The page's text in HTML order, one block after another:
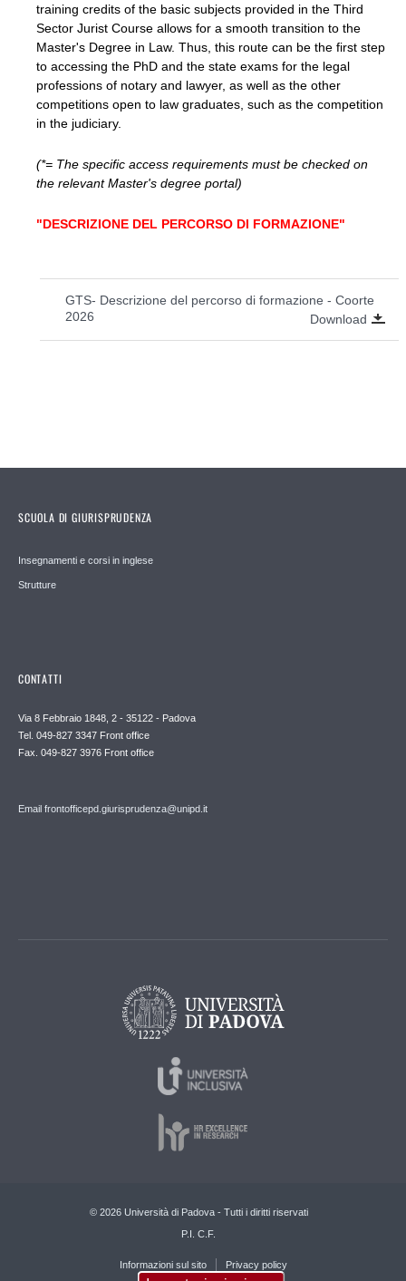
training credits of the basic subjects provided in the Third
Sector Jurist Course allows for a smooth transition to the
Master's Degree in Law. Thus, this route can be the first step
to accessing the PhD and the state exams for the legal
professions of notary and lawyer, as well as the other
competitions open to law graduates, such as the competition
in the judiciary.
(*= The specific access requirements must be checked on
the relevant Master's degree portal)
"DESCRIZIONE DEL PERCORSO DI FORMAZIONE"
GTS- Descrizione del percorso di formazione - Coorte
2026
Download
SCUOLA DI GIURISPRUDENZA
Insegnamenti e corsi in inglese
Strutture
CONTATTI
Via 8 Febbraio 1848, 2 - 35122 - Padova
Tel. 049-827 3347 Front office
Fax. 049-827 3976 Front office
Email frontofficepd.giurisprudenza@unipd.it
© 2026 Università di Padova - Tutti i diritti riservati
P.I. C.F.
Informazioni sul sito Privacy policy